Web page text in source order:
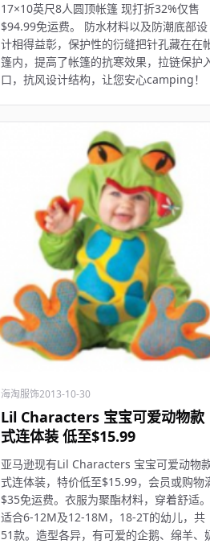
17×10英尺8人圆顶帐篷 现打折32%仅售
$94.99免运费。 防水材料以及防潮底部设
计相得益彰，保护性的衍缝把针孔藏在在
篷内，提高了帐篷的抗寒效果，拉链保护
口，抗风设计结构，让您安心camping！
海淘服饰2013-10-30
Lil Characters 宝宝可爱动物款
式连体装 低至$15.99
亚马逊现有Lil Characters 宝宝可爱动物
式连体装，特价低至$15.99，会员或购物
$35免运费。衣服为聚酯材料，穿着舒适。
适合6-12M及12-18M，18-2T的幼儿，共
51款。造型各异，有可爱的企鹅、绵羊、